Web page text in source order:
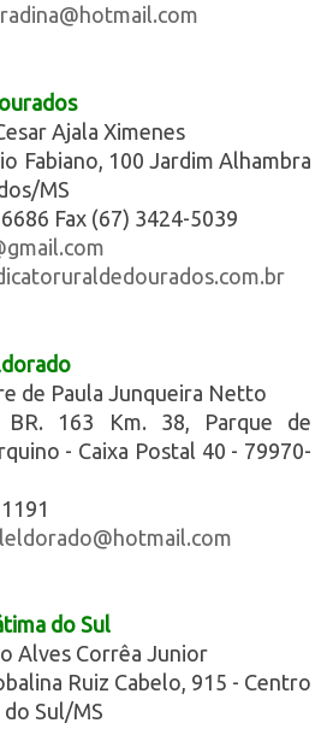
Ajala Ximenes
Fabiano, 100 Jardim Alhambra
MS
Fax (67) 3424-5039
de Paula Junqueira Netto
BR. 163 Km. 38, Parque de
- Caixa Postal 40 - 79970-
do Sul
Alves Corrêa Junior
Ruiz Cabelo, 915 - Centro
Sul/MS